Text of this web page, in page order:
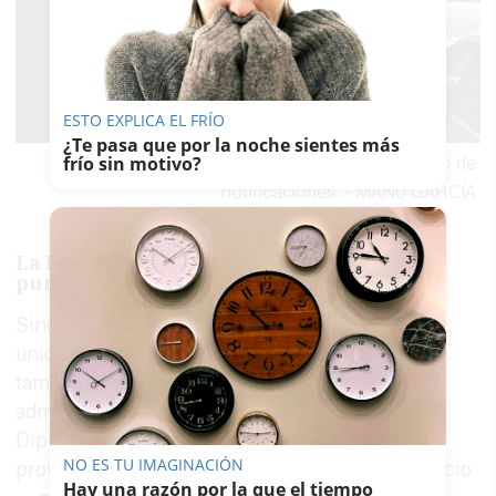
Protesta de los trabajadores del servicio de
notificaciones.
MANU GARCÍA
La Diputación y los ayuntamientos, en el
punto de mira
Sindicalistas de Base no dirige su reclamación
únicamente a la empresa. El sindicato exige
también la intervención directa de las
administraciones públicas implicadas —la
Diputación de Cádiz, los ayuntamientos de la
provincia y las empresas contratantes del servicio
ESTO EXPLICA EL FRÍO
¿Te pasa que por la noche sientes más
frío sin motivo?
NO ES TU IMAGINACIÓN
Hay una razón por la que el tiempo